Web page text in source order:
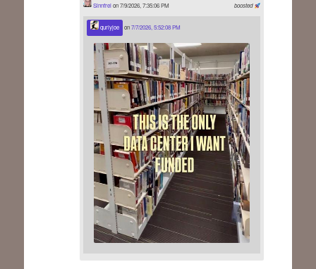
boosted
Sinnfreion 7/9/2026, 7:35:06 PM
qurlyjoe on7/7/2026, 5:52:08 PM